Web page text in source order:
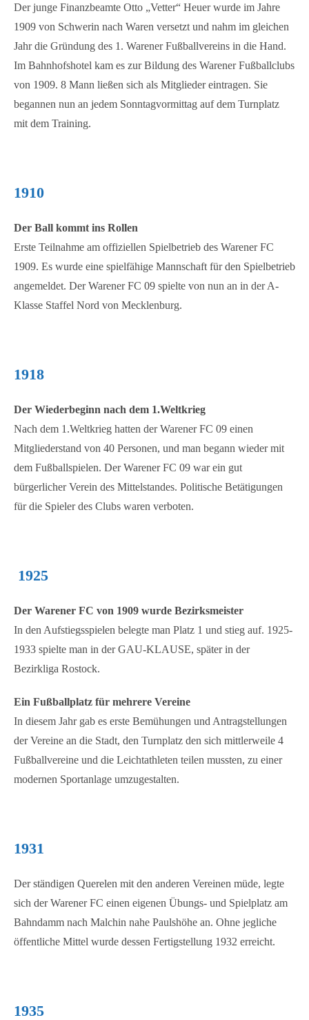
Der junge Finanzbeamte Otto „Vetter“ Heuer wurde im Jahre
1909 von Schwerin nach Waren versetzt und nahm im gleichen
Jahr die Gründung des 1. Warener Fußballvereins in die Hand.
Im Bahnhofshotel kam es zur Bildung des Warener Fußballclubs
von 1909. 8 Mann ließen sich als Mitglieder eintragen. Sie
begannen nun an jedem Sonntagvormittag auf dem Turnplatz
mit dem Training.
1910
Der Ball kommt ins Rollen
Erste Teilnahme am offiziellen Spielbetrieb des Warener FC
1909. Es wurde eine spielfähige Mannschaft für den Spielbetrieb
angemeldet. Der Warener FC 09 spielte von nun an in der A-
Klasse Staffel Nord von Mecklenburg.
1918
Der Wiederbeginn nach dem 1.Weltkrieg
Nach dem 1.Weltkrieg hatten der Warener FC 09 einen
Mitgliederstand von 40 Personen, und man begann wieder mit
dem Fußballspielen. Der Warener FC 09 war ein gut
bürgerlicher Verein des Mittelstandes. Politische Betätigungen
für die Spieler des Clubs waren verboten.
1925
Der Warener FC von 1909 wurde Bezirksmeister
In den Aufstiegsspielen belegte man Platz 1 und stieg auf. 1925-
1933 spielte man in der GAU-KLAUSE, später in der
Bezirkliga Rostock.
Ein Fußballplatz für mehrere Vereine
In diesem Jahr gab es erste Bemühungen und Antragstellungen
der Vereine an die Stadt, den Turnplatz den sich mittlerweile 4
Fußballvereine und die Leichtathleten teilen mussten, zu einer
modernen Sportanlage umzugestalten.
1931
Der ständigen Querelen mit den anderen Vereinen müde, legte
sich der Warener FC einen eigenen Übungs- und Spielplatz am
Bahndamm nach Malchin nahe Paulshöhe an. Ohne jegliche
öffentliche Mittel wurde dessen Fertigstellung 1932 erreicht.
1935